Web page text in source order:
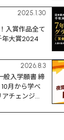
2025.1.30
入賞作品全て
年大賞2024
2026.8.3
般入学願書 締
月から学べ
チェンジな